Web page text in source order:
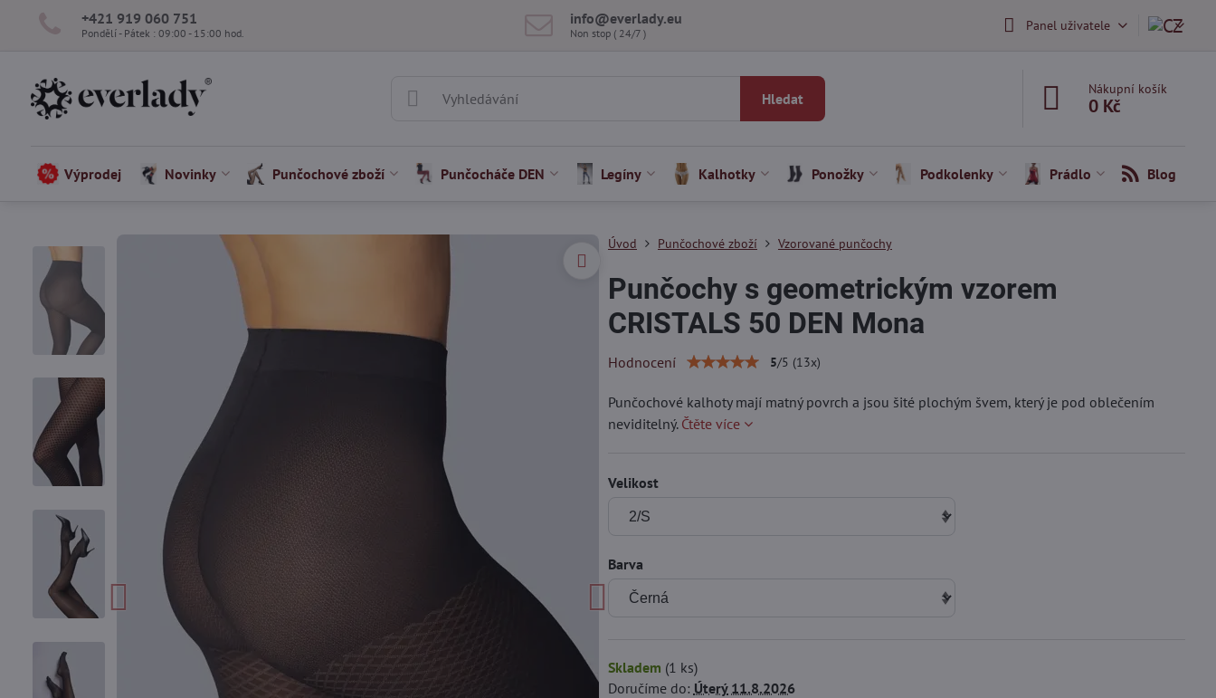
+421 919 060 751
Pondělí - Pátek : 09:00 - 15:00 hod.
info​@everlady​.eu
Non stop ( 24/7 ) Panel uživatele
Hledat
Nákupní košík
0 Kč
Výprodej Novinky Punčochové zboží Punčocháče DEN Legíny Kalhotky Ponožky Podkolenky Prádlo Blog
Úvod Punčochové zboží Vzorované punčochy
Punčochy s geometrickým vzorem
CRISTALS 50 DEN Mona
Hodnocení 5/5 (13x)
Punčochové kalhoty mají matný povrch a jsou šité plochým švem, který je pod oblečením
neviditelný. Čtěte více
Velikost
Barva
Skladem (1 ks)
Doručíme do: Úterý11.8.2026